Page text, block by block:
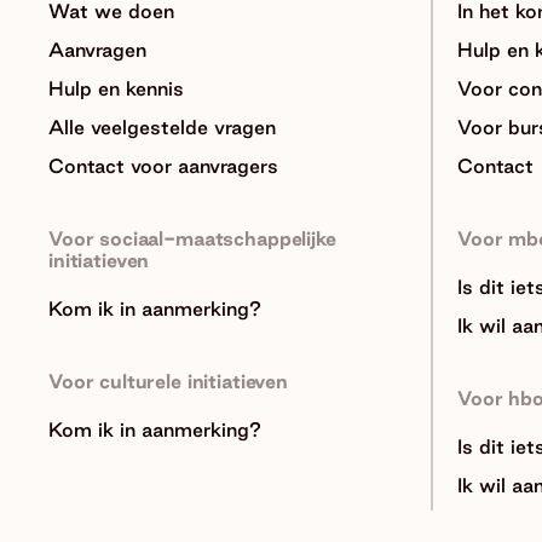
Wat we doen
Aanvragen
Hulp en kennis
Alle veelgestelde vragen
Contact voor aanvragers
Voor sociaal-maatschappelijke
initiatieven
Kom ik in aanmerking?
Voor culturele initiatieven
Kom ik in aanmerking?
In het
Hulp en
Voor
Voor
Contact
Voor
Is dit
Ik wil
Voor
Is dit
Ik wil